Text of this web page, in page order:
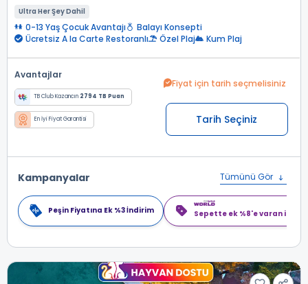
Ultra Her Şey Dahil
0-13 Yaş Çocuk Avantajı
Balayı Konsepti
Ücretsiz A la Carte Restoranlı
Özel Plaj Kum Plaj
Avantajlar
TB Club Kazancın 2794 TB Puan
En İyi Fiyat Garantisi
Fiyat için tarih seçmelisiniz
Tarih Seçiniz
Kampanyalar Tümünü Gör
Peşin Fiyatına Ek %3 İndirim Sepette ek %8'e varan